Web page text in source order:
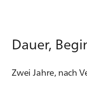
Dauer,
Zwei Jahre, nach